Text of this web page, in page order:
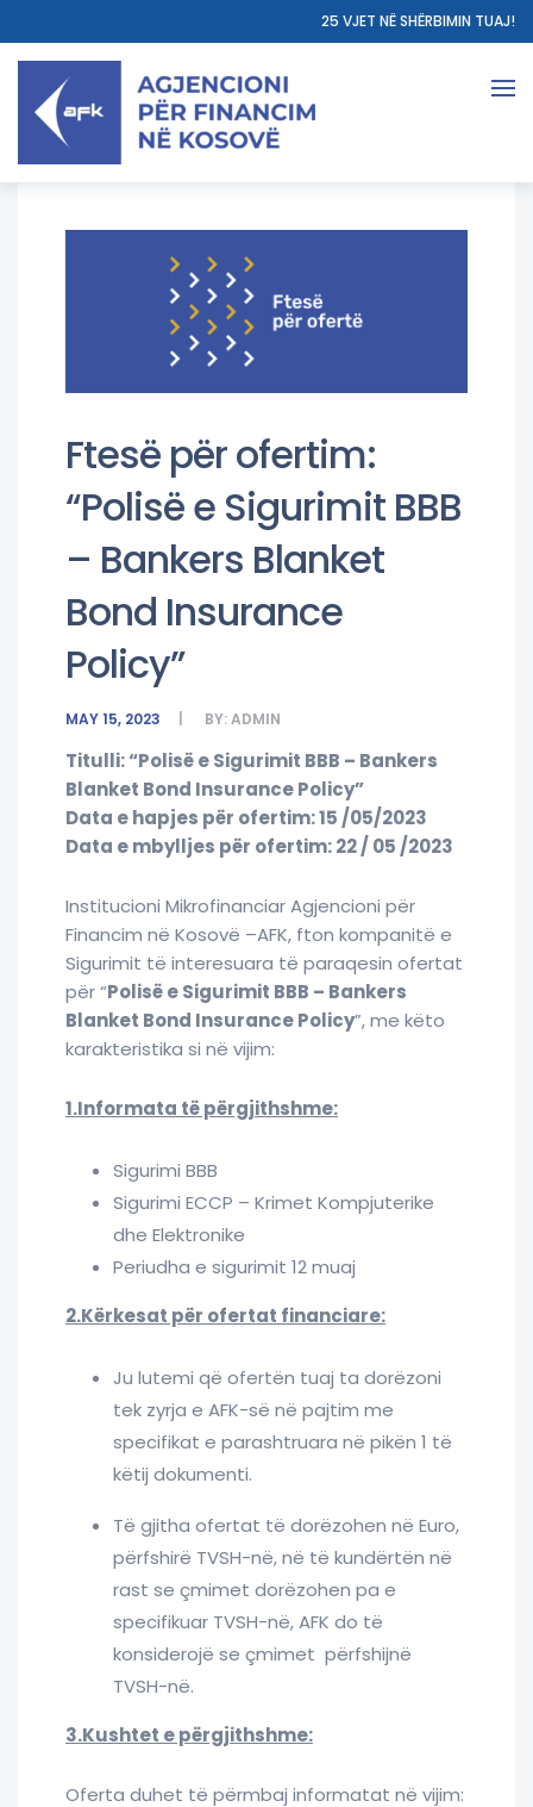
25 VJET NË SHËRBIMIN TUAJ!
Ftesë për ofertim:
“Polisë e Sigurimit BBB
– Bankers Blanket
Bond Insurance
Policy”
MAY 15, 2023 BY:ADMIN
Titulli: “Polisë e Sigurimit BBB – Bankers
Blanket Bond Insurance Policy”
Data e hapjes për ofertim: 15 /05/2023
Data e mbylljes për ofertim: 22 / 05 /2023
Institucioni Mikrofinanciar Agjencioni për
Financim në Kosovë –AFK, fton kompanitë e
Sigurimit të interesuara të paraqesin ofertat
për “Polisë e Sigurimit BBB – Bankers
Blanket Bond Insurance Policy”, me këto
karakteristika si në vijim:
1.Informata të përgjithshme:
Sigurimi BBB
Sigurimi ECCP – Krimet Kompjuterike
dhe Elektronike
Periudha e sigurimit 12 muaj
2.Kërkesat për ofertat financiare:
Ju lutemi që ofertën tuaj ta dorëzoni
tek zyrja e AFK-së në pajtim me
specifikat e parashtruara në pikën 1 të
këtij dokumenti.
Të gjitha ofertat të dorëzohen në Euro,
përfshirë TVSH-në, në të kundërtën në
rast se çmimet dorëzohen pa e
specifikuar TVSH-në, AFK do të
konsiderojë se çmimet përfshijnë
TVSH-në.
3.Kushtet e përgjithshme:
Oferta duhet të përmbaj informatat në vijim: